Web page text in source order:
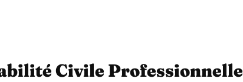
Civile Professionnelle